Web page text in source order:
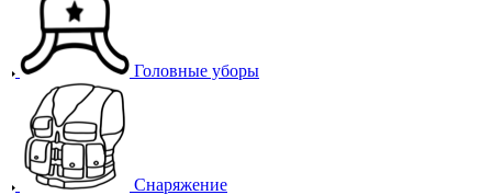
Головные уборы
Снаряжение